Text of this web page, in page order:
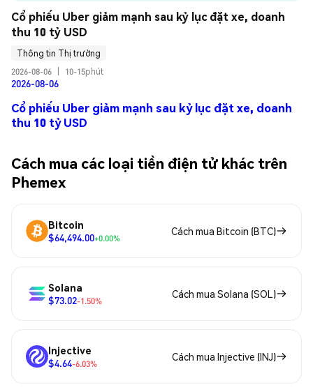
Cổ phiếu Uber giảm mạnh sau kỷ lục đặt xe, doanh
thu 10 tỷ USD
Thông tin Thị trường
2026-08-06
10-15phút
2026-08-06
Cổ phiếu Uber giảm mạnh sau kỷ lục đặt xe, doanh
thu 10 tỷ USD
Cách mua các loại tiền điện tử khác trên
Phemex
Bitcoin
$64,494.00+0.00%
Cách mua Bitcoin (BTC)
Solana
$73.02-1.50%
Cách mua Solana (SOL)
Injective
$4.64-6.03%
Cách mua Injective (INJ)